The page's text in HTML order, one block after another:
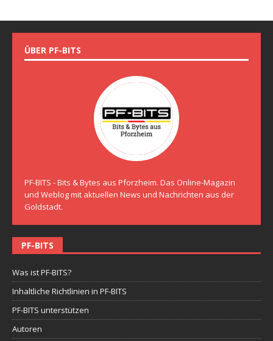
ÜBER PF-BITS
PF-BITS - Bits & Bytes aus Pforzheim. Das Online-Magazin
und Weblog mit aktuellen News und Nachrichten aus der
Goldstadt.
PF-BITS
Was ist PF-BITS?
Inhaltliche Richtlinien in PF-BITS
PF-BITS unterstützen
Autoren